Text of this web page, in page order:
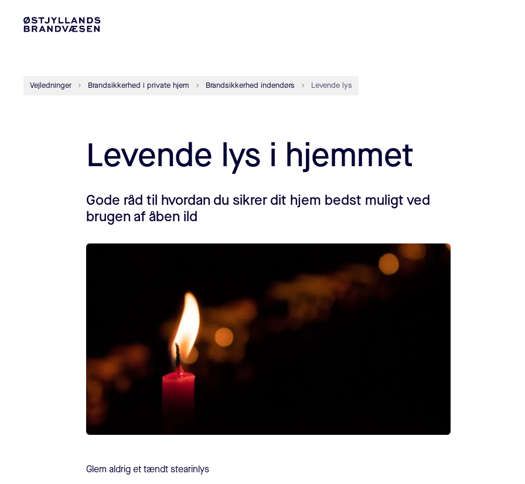
Vejledninger Brandsikkerhed i private hjem Brandsikkerhed indendørs Levende lys
Levende lys i hjemmet
Gode råd til hvordan du sikrer dit hjem bedst muligt ved
brugen af åben ild
Glem aldrig et tændt stearinlys